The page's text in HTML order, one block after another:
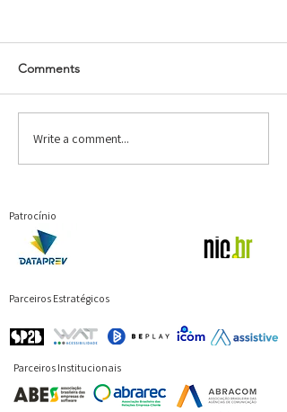
Comments
Write a comment...
Patrocínio
Parceiros Estratégicos
Parceiros Institucionais